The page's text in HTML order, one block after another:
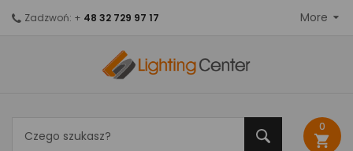
0
shopping_cart
Zadzwoń: + 48 32 729 97 17 More